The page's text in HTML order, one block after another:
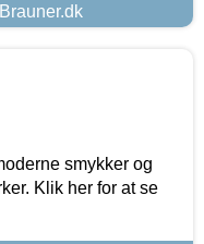
smykker og
Klik her for at se